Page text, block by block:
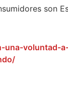
son
voluntad-